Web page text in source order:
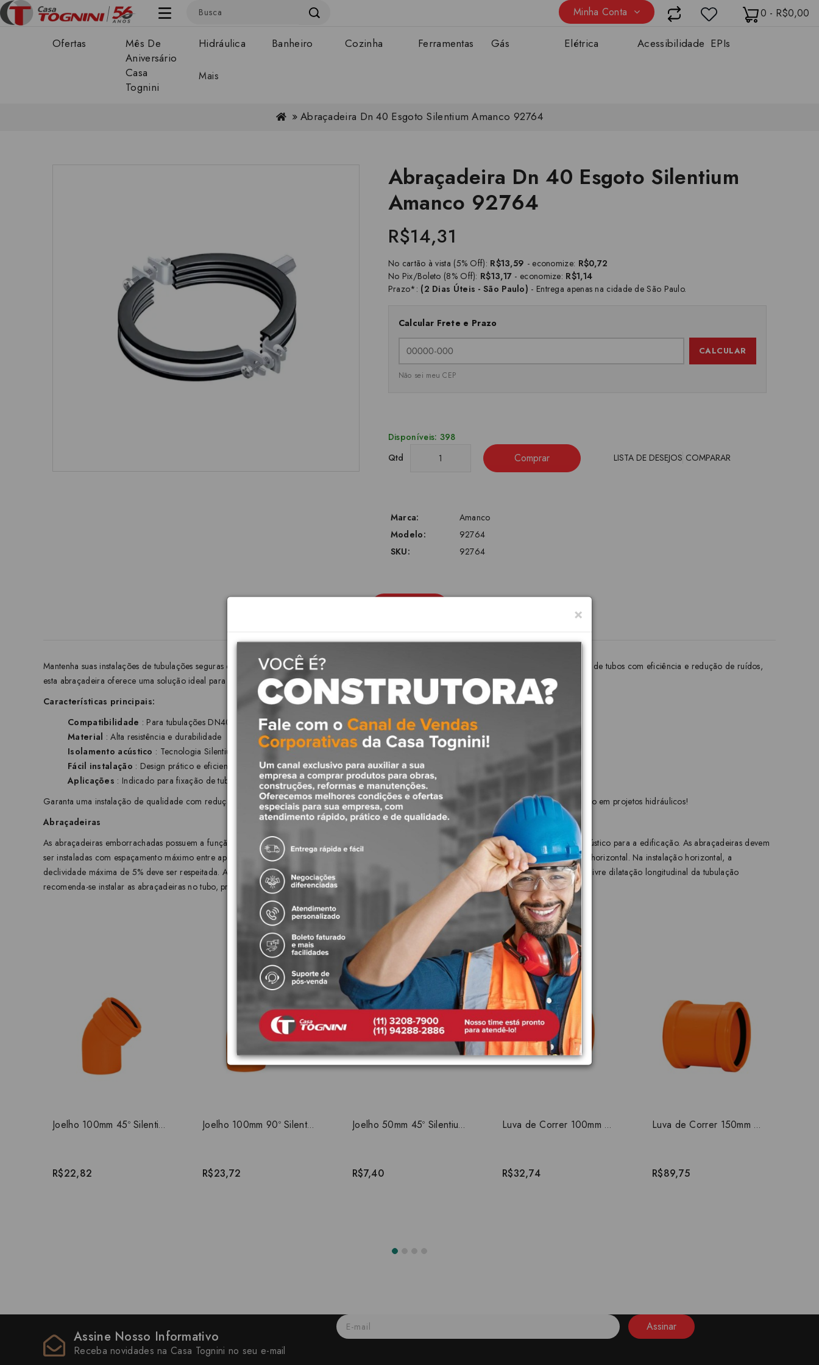
0 - R$0,00
Minha Conta
Ofertas
Mês De
Aniversário
Casa
Tognini
Hidráulica Banheiro Cozinha Ferramentas Gás Elétrica Acessibilidade EPIs
Mais
Abraçadeira Dn 40 Esgoto Silentium Amanco 92764
Abraçadeira Dn 40 Esgoto Silentium
Amanco 92764
R$14,31
No cartão à vista (5% Off): R$13,59 - economize: R$0,72
No Pix/Boleto (8% Off): R$13,17 - economize: R$1,14
Prazo*: (2 Dias Úteis - São Paulo) - Entrega apenas na cidade de São Paulo.
Calcular Frete e Prazo
CALCULAR
Não sei meu CEP
Disponíveis: 398
Qtd
Comprar LISTA DE DESEJOS COMPARAR
Marca:
Amanco
Modelo:
92764
SKU:
92764
Mantenha suas instalações de tubulações seguras e silenciosas com a Abraçadeira Esgoto Silentium DN40 CB. Desenvolvida para garantir a fixação de tubos com eficiência e redução de ruídos,
esta abraçadeira oferece uma solução ideal para sistemas hidráulicos de esgoto.
Características principais:
Compatibilidade : Para tubulações DN40
Material : Alta resistência e durabilidade
Isolamento acústico : Tecnologia Silentium, que minimiza o som e as vibrações
Fácil instalação : Design prático e eficiente
Aplicações : Indicado para fixação de tubulações em sistemas prediais e industriais
Garanta uma instalação de qualidade com redução de ruído utilizando a Abraçadeira Esgoto Silentium. Ideal para quem busca eficiência e conforto em projetos hidráulicos!
Abraçadeiras
As abraçadeiras emborrachadas possuem a função de amortecimento de impactos da água dentro da tubulação, garantindo um maior conforto acústico para a edificação. As abraçadeiras devem
ser instaladas com espaçamento máximo entre apoios conforme a tabela abaixo, podendo ser instaladas tanto na posição vertical como na posição horizontal. Na instalação horizontal, a
declividade máxima de 5% deve ser respeitada. As abraçadeiras devem ser instaladas em elementos construtivos resistentes e de modo a permitir a livre dilatação longitudinal da tubulação
recomenda-se instalar as abraçadeiras no tubo, próximo as bolsas, mas não sobre elas, para não sobrecarregar as juntas.
Produtos Relacionados
Joelho 100mm 45º Silentium Amanco
R$22,82
Joelho 100mm 90º Silentium Amanco
R$23,72
Joelho 50mm 45º Silentium Amanco
R$7,40
Luva de Correr 100mm Silentium Amanco
R$32,74
Luva de Correr 150mm S/Anel Silentium Amanco
R$89,75
Assine Nosso Informativo
Receba novidades na Casa Tognini no seu e-mail
Assinar
×